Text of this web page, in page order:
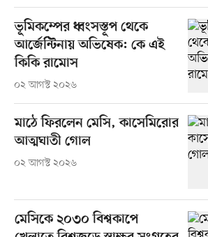
ভূমিকম্পের ধ্বংসস্তূপ থেকে
আর্জেন্টিনায় অভিষেক: কে এই
কিকি রামোস
০২ আগস্ট ২০২৬
মাঠে ফিরলেন মেসি, কাসেমিরোর
আত্মঘাতী গোল
০২ আগস্ট ২০২৬
মেসিকে ২০৩০ বিশ্বকাপে